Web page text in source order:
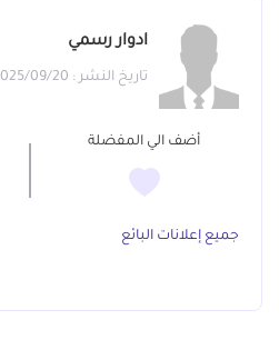
ادوار رسمي
تاريخ النشر : 2025/09/20
أضف الي المفضلة
جميع إعلانات البائع